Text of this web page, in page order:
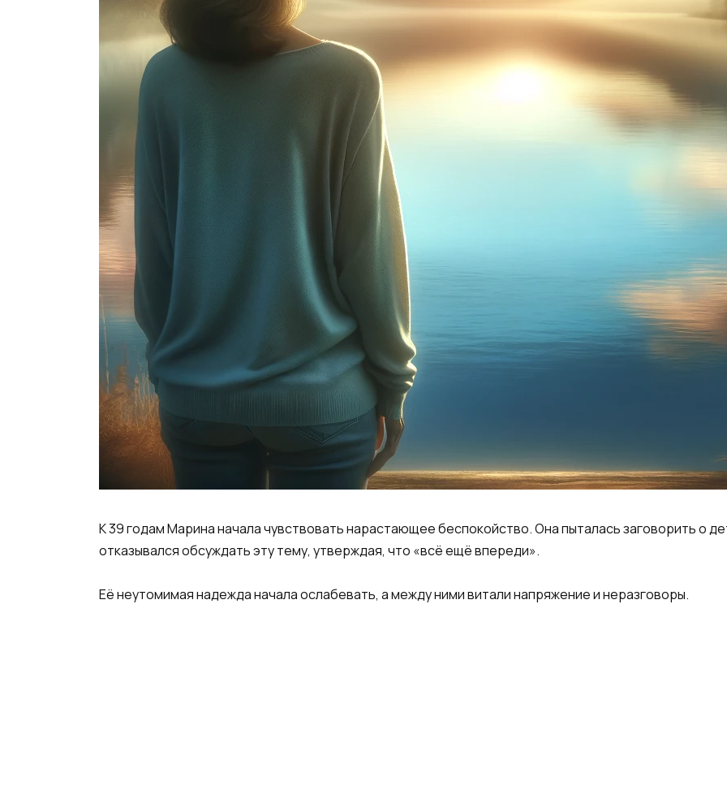
К 39 годам Марина начала чувствовать нарастающее беспокойство. Она пыталась заговорить о
отказывался обсуждать эту тему, утверждая, что «всё ещё впереди».
Её неутомимая надежда начала ослабевать, а между ними витали напряжение и неразговоры.